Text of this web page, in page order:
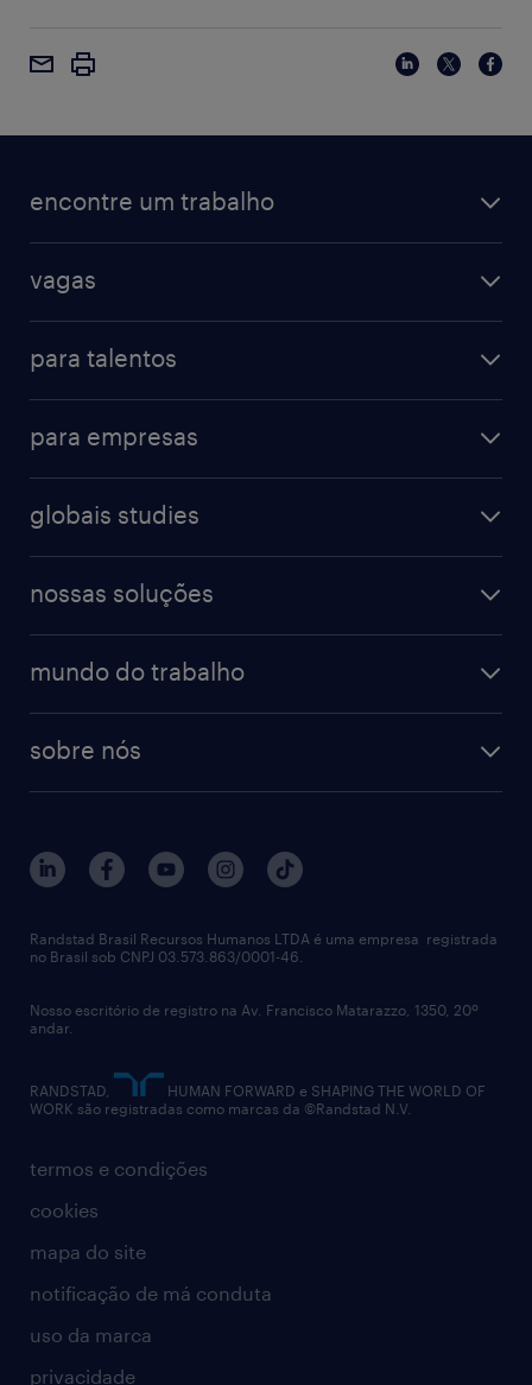
encontre um trabalho
vagas
para talentos
para empresas
globais studies
nossas soluções
mundo do trabalho
sobre nós
termos e condições
cookies
mapa do site
notificação de má conduta
uso da marca
privacidade
Randstad Brasil Recursos Humanos LTDA é uma empresa registrada
no Brasil sob CNPJ 03.573.863/0001-46.
Nosso escritório de registro na Av. Francisco Matarazzo, 1350, 20º
andar.
RANDSTAD,
HUMAN FORWARD e SHAPING THE WORLD OF
WORK são registradas como marcas da ©Randstad N.V.